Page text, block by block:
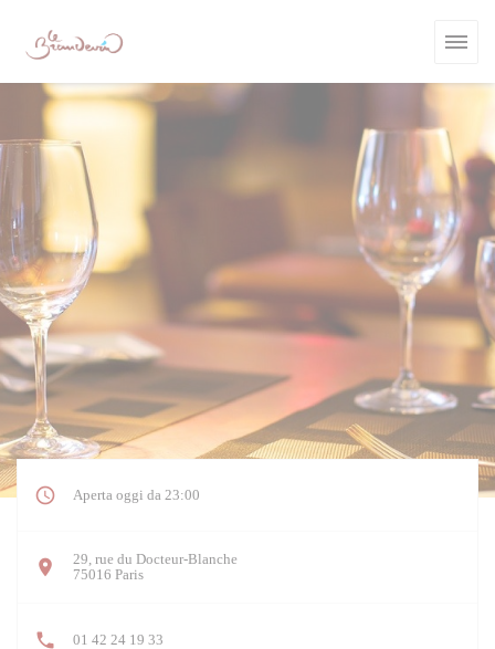
Aperta oggi da 23:00
29, rue du Docteur-Blanche
75016 Paris((apre una nuova finestra))
01 42 24 19 33